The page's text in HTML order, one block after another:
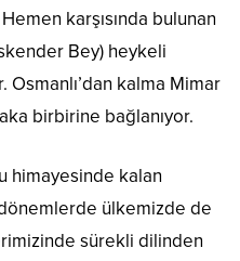
karşısında bulunan
Bey) heykeli
Osmanlı’dan kalma Mimar
birbirine bağlanıyor.
himayesinde kalan
ülkemizde de
sürekli dilinden